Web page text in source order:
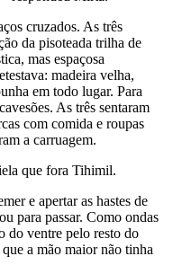
cruzados. As três
da pisoteada trilha de
mas espaçosa
madeira velha,
em todo lugar. Para
As três sentaram
com comida e roupas
a carruagem.
que fora Tihimil.
e apertar as hastes de
para passar. Como ondas
do ventre pelo resto do
a mão maior não tinha